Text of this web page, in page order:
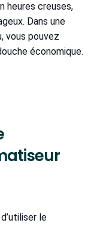
heures creuses,
Dans une
vous pouvez
économique.
le